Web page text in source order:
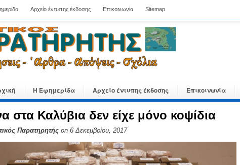
Αρχείο έντυπης έκδοσης Επικοινωνία Sitemap
Η Εφημερίδα Αρχείο έντυπης έκδοσης Επικοινωνία
στα Καλύβια δεν είχε μόνο κοψίδια
Παρατηρητής on 6 Δεκεμβρίου, 2017